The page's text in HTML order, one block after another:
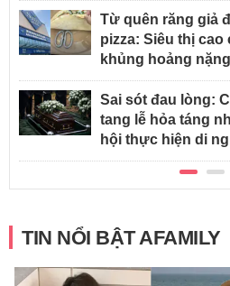
Từ quên răng giả
pizza: Siêu thị cao
khủng hoảng nặng
Sai sót đau lòng:
tang lễ hỏa táng
hội thực hiện di
TIN NỔI BẬT AFAMILY